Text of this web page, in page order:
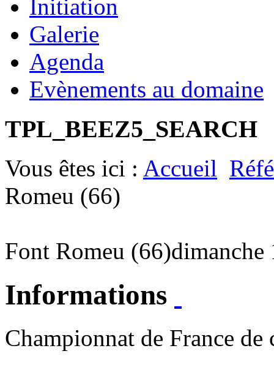
Initiation
Galerie
Agenda
Evènements au domaine
TPL_BEEZ5_SEARCH
Vous êtes ici : Accueil
Romeu (66)
Font Romeu (66)dimanche
Informations
Championnat de France de